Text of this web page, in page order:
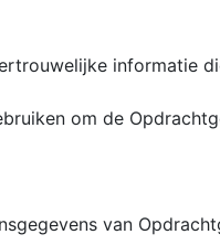
informatie
om de
van